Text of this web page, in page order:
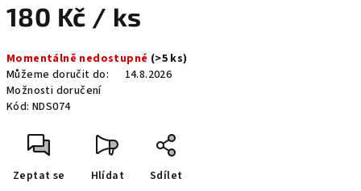
180 Kč / ks
cena:
Momentálně nedostupné (>5 ks)
Můžeme doručit do:
14.8.2026
Možnosti doručení
Kód: NDS074
Zeptat se Hlídat Sdílet